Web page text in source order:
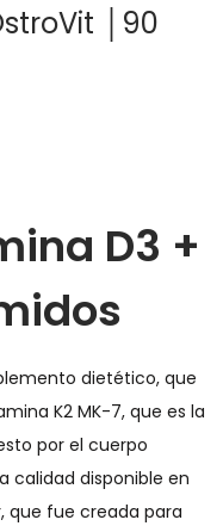
│90
D3 +
dietético, que
K2 MK-7, que es la
por el cuerpo
calidad disponible en
que fue creada para